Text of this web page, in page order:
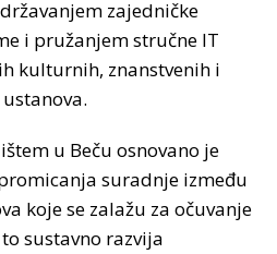
zajedničke
i pružanjem stručne IT
kulturnih, znanstvenih i
u Beču osnovano je
suradnje između
koje se zalažu za očuvanje
sustavno razvija